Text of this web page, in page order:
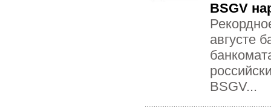
BSGV
августе
BSGV...